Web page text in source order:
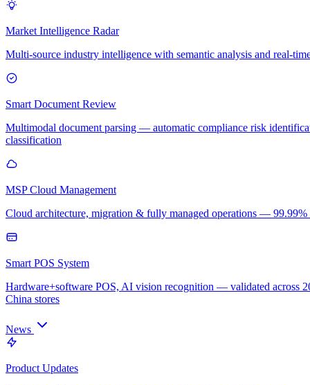
Market Intelligence Radar
Multi-source industry intelligence with semantic analysis and real-
Smart Document Review
Multimodal document parsing — automatic compliance risk
classification
MSP Cloud Management
Cloud architecture, migration & fully managed operations —
Smart POS System
Hardware+software POS, AI vision recognition — validated across
China stores
News
Product Updates